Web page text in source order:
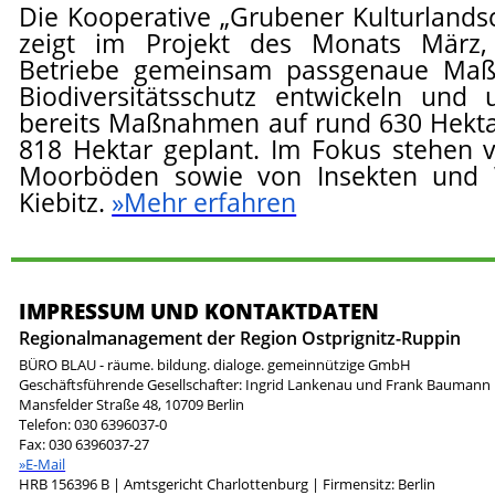
Die Kooperative „Grubener
zeigt im Projekt des Monats März,
Betriebe gemeinsam passgenaue
Biodiversitätsschutz entwickeln und
bereits Maßnahmen auf rund 630
818 Hektar geplant. Im Fokus stehen
Moorböden sowie von Insekten und
Kiebitz. »Mehr erfahren
IMPRESSUM UND KONTAKTDATEN
Regionalmanagement der Region Ostprignitz-Ruppin
BÜRO BLAU - räume. bildung. dialoge. gemeinnützige GmbH
Geschäftsführende Gesellschafter: Ingrid Lankenau und Frank Baumann
Mansfelder Straße 48, 10709 Berlin
Telefon: 030 6396037-0
Fax: 030 6396037-27
»E-Mail
HRB 156396 B | Amtsgericht Charlottenburg | Firmensitz: Berlin